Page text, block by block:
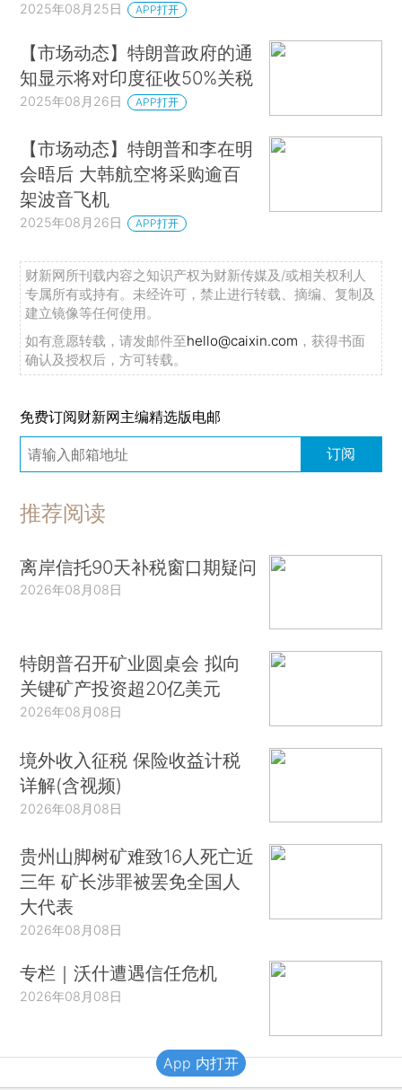
2025年08月25日 APP打开
【市场动态】特朗普政府的通
知显示将对印度征收50%关税
2025年08月26日 APP打开
【市场动态】特朗普和李在明
会晤后 大韩航空将采购逾百
架波音飞机
2025年08月26日 APP打开
财新网所刊载内容之知识产权为财新传媒及/或相关权利人
专属所有或持有。未经许可，禁止进行转载、摘编、复制及
建立镜像等任何使用。
如有意愿转载，请发邮件至hello@caixin.com ，获得书面
确认及授权后，方可转载。
免费订阅财新网主编精选版电邮
订阅
推荐阅读
离岸信托90天补税窗口期疑问
2026年08月08日
特朗普召开矿业圆桌会 拟向
关键矿产投资超20亿美元
2026年08月08日
境外收入征税 保险收益计税
详解(含视频)
2026年08月08日
贵州山脚树矿难致16人死亡近
三年 矿长涉罪被罢免全国人
大代表
2026年08月08日
专栏｜沃什遭遇信任危机
2026年08月08日
App 内打开